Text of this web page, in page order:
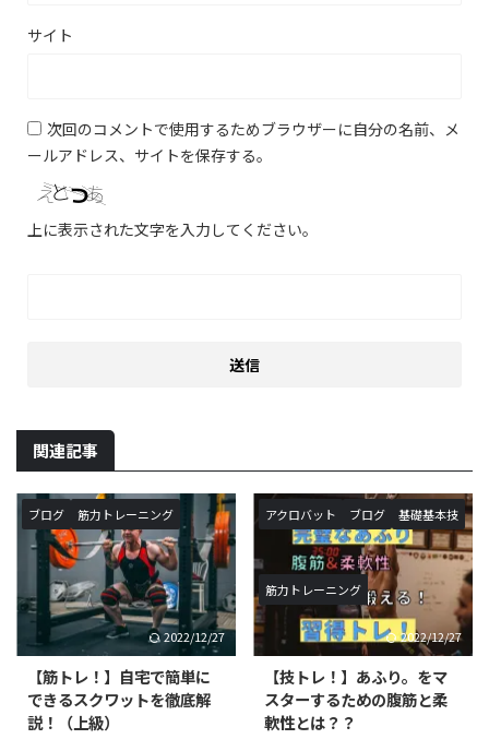
サイト
次回のコメントで使用するためブラウザーに自分の名前、メ
ールアドレス、サイトを保存する。
上に表示された文字を入力してください。
関連記事
ブログ 筋力トレーニング
2022/12/27
【筋トレ！】自宅で簡単に
できるスクワットを徹底解
説！（上級）
アクロバット ブログ 基礎基本技
筋力トレーニング
2022/12/27
【技トレ！】あふり。をマ
スターするための腹筋と柔
軟性とは？？